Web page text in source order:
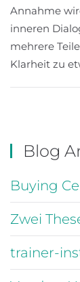
Annahme
inneren
mehrere
Klarheit zu
Blog
Buying
Zwei
trainer-